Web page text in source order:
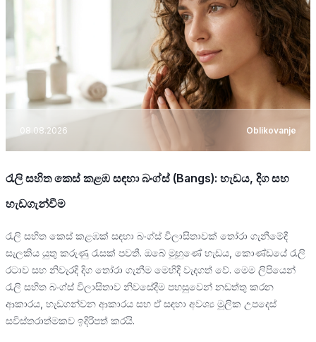
08.08.2026 Oblikovanje
රැලි සහිත කෙස් කළඹ සඳහා බංග්ස් (Bangs): හැඩය, දිග සහ
හැඩගැන්වීම
රැලි සහිත කෙස් කළඹක් සඳහා බංග්ස් විලාසිතාවක් තෝරා ගැනීමේදී
සැලකිය යුතු කරුණු රැසක් පවතී. ඔබේ මුහුණේ හැඩය, කොණ්ඩයේ රැලි
රටාව සහ නිවැරදි දිග තෝරා ගැනීම මෙහිදී වැදගත් වේ. මෙම ලිපියෙන්
රැලි සහිත බංග්ස් විලාසිතාව නිවසේදීම පහසුවෙන් නඩත්තු කරන
ආකාරය, හැඩගන්වන ආකාරය සහ ඒ සඳහා අවශ්‍ය මූලික උපදෙස්
සවිස්තරාත්මකව ඉදිරිපත් කරයි.